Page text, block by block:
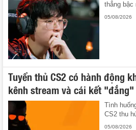
thẳng bậc
05/08/2026
Tuyển thủ CS2 có hành động
kênh stream và cái kết "đắng"
Tình
CS2 thu
05/08/2026